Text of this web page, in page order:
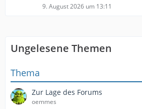
9. August 2026 um 13:11
Ungelesene Themen
Thema
Zur Lage des Forums
oemmes